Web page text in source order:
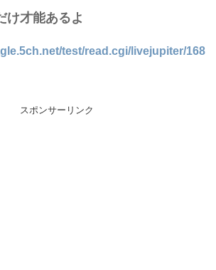
け才能あるよ
test/read.cgi/livejupiter/168
スポンサーリンク